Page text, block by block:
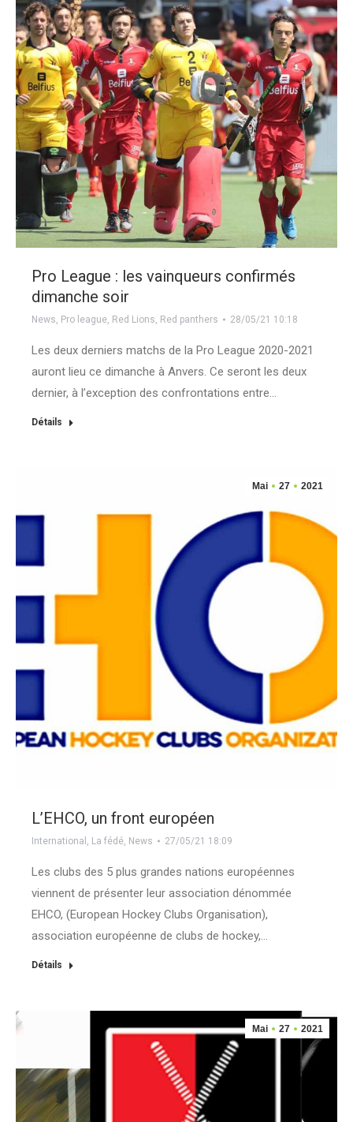
Pro League : les vainqueurs confirmés
dimanche soir
News, Pro league, Red Lions, Red panthers 28/05/21 10:18
Les deux derniers matchs de la Pro League 2020-2021
auront lieu ce dimanche à Anvers. Ce seront les deux
dernier, à l’exception des confrontations entre…
Détails
Mai 27 2021
L’EHCO, un front européen
International , La fédé, News 27/05/21 18:09
Les clubs des 5 plus grandes nations européennes
viennent de présenter leur association dénommée
EHCO, (European Hockey Clubs Organisation),
association européenne de clubs de hockey,…
Détails
Mai 27 2021